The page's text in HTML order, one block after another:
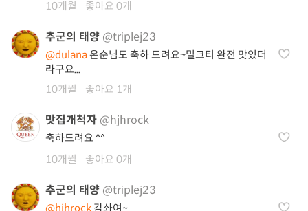
10개월
좋아요 0개
추군의 태양 @triplej23
@dulana온순님도 축하 드려요~밀크티 완전 맛있더
라구요...
10개월
좋아요 1개
맛집개척자 @hjhrock
축하드려요 ^^
10개월
좋아요 0개
추군의 태양 @triplej23
@hjhrock 감솨여~